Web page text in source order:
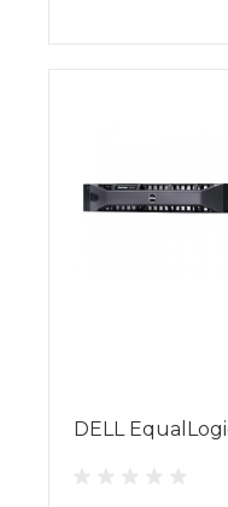
DELL